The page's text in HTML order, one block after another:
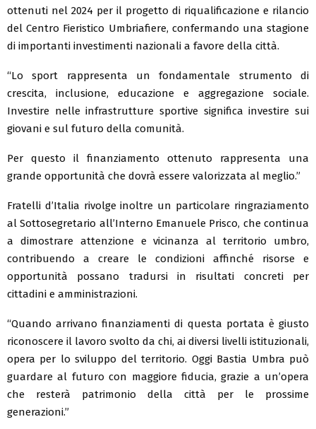
ottenuti nel 2024 per il progetto di riqualificazione e rilancio
del Centro Fieristico Umbriafiere, confermando una stagione
di importanti investimenti nazionali a favore della città.
“Lo sport rappresenta un fondamentale strumento di
crescita, inclusione, educazione e aggregazione sociale.
Investire nelle infrastrutture sportive significa investire sui
giovani e sul futuro della comunità.
Per questo il finanziamento ottenuto rappresenta una
grande opportunità che dovrà essere valorizzata al meglio.”
Fratelli d’Italia rivolge inoltre un particolare ringraziamento
al Sottosegretario all’Interno Emanuele Prisco, che continua
a dimostrare attenzione e vicinanza al territorio umbro,
contribuendo a creare le condizioni affinché risorse e
opportunità possano tradursi in risultati concreti per
cittadini e amministrazioni.
“Quando arrivano finanziamenti di questa portata è giusto
riconoscere il lavoro svolto da chi, ai diversi livelli istituzionali,
opera per lo sviluppo del territorio. Oggi Bastia Umbra può
guardare al futuro con maggiore fiducia, grazie a un’opera
che resterà patrimonio della città per le prossime
generazioni.”